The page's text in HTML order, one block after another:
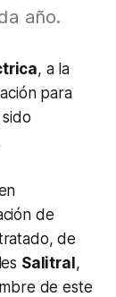
año.
, a la
para
de
de
Salitral,
de este